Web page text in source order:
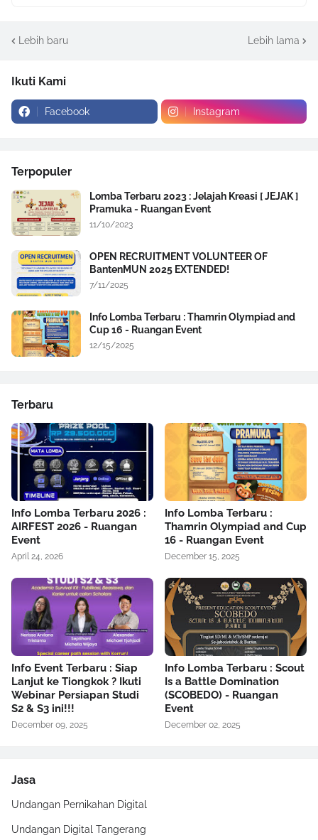
Lebih baru Lebih lama
Ikuti Kami
Facebook Instagram
Terpopuler
Lomba Terbaru 2023 : Jelajah Kreasi [ JEJAK ]
Pramuka - Ruangan Event
11/10/2023
OPEN RECRUITMENT VOLUNTEER OF
BantenMUN 2025 EXTENDED!
7/11/2025
Info Lomba Terbaru : Thamrin Olympiad and
Cup 16 - Ruangan Event
12/15/2025
Terbaru
Info Lomba Terbaru 2026 :
AIRFEST 2026 - Ruangan
Event
April 24, 2026
Info Lomba Terbaru :
Thamrin Olympiad and Cup
16 - Ruangan Event
December 15, 2025
Info Event Terbaru : Siap
Lanjut ke Tiongkok ? Ikuti
Webinar Persiapan Studi
S2 & S3 ini!!!
December 09, 2025
Info Lomba Terbaru : Scout
Is a Battle Domination
(SCOBEDO) - Ruangan
Event
December 02, 2025
Jasa
Undangan Pernikahan Digital
Undangan Digital Tangerang